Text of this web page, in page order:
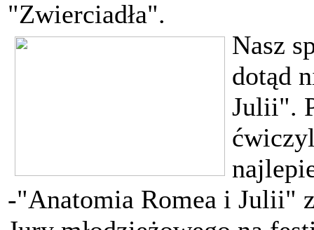
"Zwierciadła".
Nasz
dotąd
Julii".
-"Anatomia Romea i Julii"